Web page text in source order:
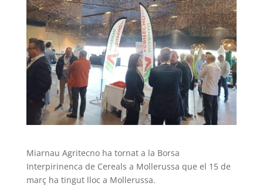
Miarnau Agritecno ha tornat a la Borsa
Interpirinenca de Cereals a Mollerussa que el 15 de
març ha tingut lloc a Mollerussa.